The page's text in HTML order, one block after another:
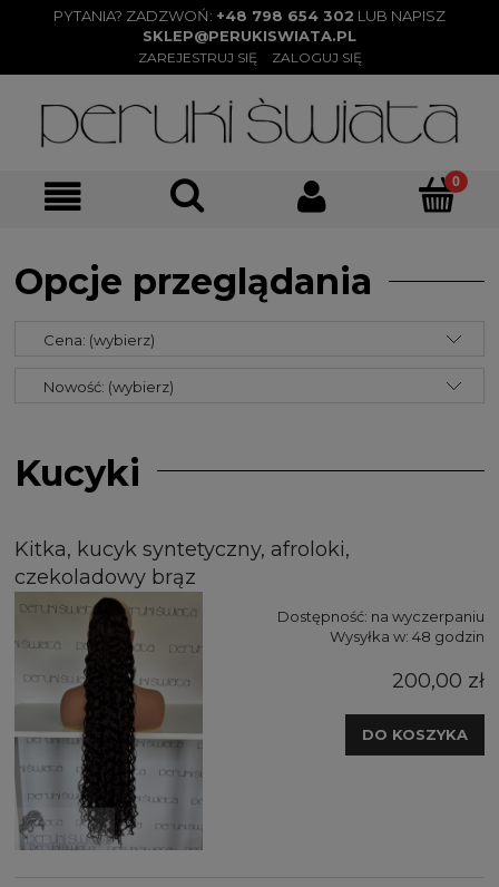
PYTANIA? ZADZWOŃ: +48 798 654 302 LUB NAPISZ
SKLEP@PERUKISWIATA.PL
ZAREJESTRUJ SIĘ ZALOGUJ SIĘ
Opcje przeglądania
Cena: (wybierz)
Nowość: (wybierz)
Kucyki
Kitka, kucyk syntetyczny, afroloki,
czekoladowy brąz
Dostępność: na wyczerpaniu
Wysyłka w: 48 godzin
200,00 zł
DO KOSZYKA